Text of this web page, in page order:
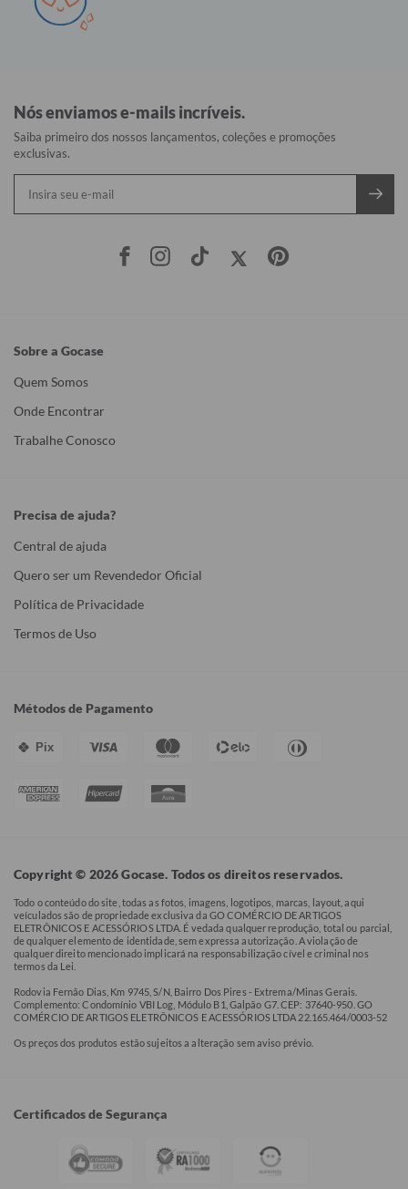
Nós enviamos e-mails incríveis.
Saiba primeiro dos nossos lançamentos, coleções e promoções
exclusivas.
Sobre a Gocase
Quem Somos
Onde Encontrar
Trabalhe Conosco
Precisa de ajuda?
Central de ajuda
Quero ser um Revendedor Oficial
Política de Privacidade
Termos de Uso
Métodos de Pagamento
Pix
Copyright © 2026 Gocase. Todos os direitos reservados.
Todo o conteúdo do site, todas as fotos, imagens, logotipos, marcas, layout, aqui
veículados são de propriedade exclusiva da GO COMÉRCIO DE ARTIGOS
ELETRÔNICOS E ACESSÓRIOS LTDA. É vedada qualquer reprodução, total ou parcial,
de qualquer elemento de identidade, sem expressa autorização. A violação de
qualquer direito mencionado implicará na responsabilização cível e criminal nos
termos da Lei.
Rodovia Fernão Dias, Km 9745, S/N, Bairro Dos Pires - Extrema/Minas Gerais.
Complemento: Condomínio VBI Log, Módulo B1, Galpão G7. CEP: 37640-950. GO
COMÉRCIO DE ARTIGOS ELETRÔNICOS E ACESSÓRIOS LTDA 22.165.464/0003-52
Os preços dos produtos estão sujeitos a alteração sem aviso prévio.
Certificados de Segurança